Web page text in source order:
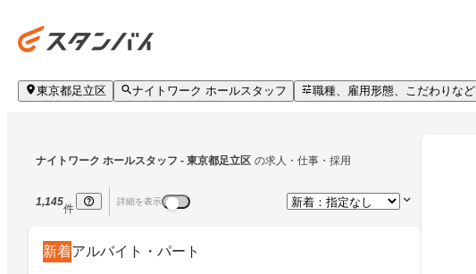
東京都足立区 ナイトワーク ホールスタッフ 職種、雇用形態、こだわりなど
ナイトワーク ホールスタッフ - 東京都足立区 の求人・仕事・採用
1,145
件
詳細を表示
新着アルバイト・パート